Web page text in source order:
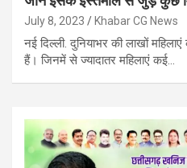
July 8, 2023 Khabar CG News
नई दिल्ली. दुनियाभर की लाखों
हैं। जिनमें से ज्यादातर महिलाएं कई…